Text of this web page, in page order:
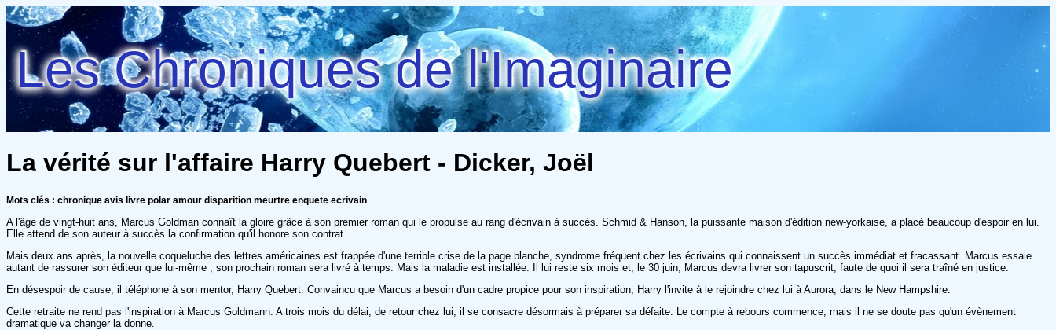
Les Chroniques de l'Imaginaire
La vérité sur l'affaire Harry Quebert - Dicker, Joël
Mots clés : chronique avis livre polar amour disparition meurtre enquete ecrivain
A l'âge de vingt-huit ans, Marcus Goldman connaît la gloire grâce à son premier roman qui le propulse au rang d'écrivain à succès. Schmid & Hanson, la puissante maison d'édition new-yorkaise, a placé beaucoup d'espoir en lui.
Elle attend de son auteur à succès la confirmation qu'il honore son contrat.
Mais deux ans après, la nouvelle coqueluche des lettres américaines est frappée d'une terrible crise de la page blanche, syndrome fréquent chez les écrivains qui connaissent un succès immédiat et fracassant. Marcus essaie
autant de rassurer son éditeur que lui-même ; son prochain roman sera livré à temps. Mais la maladie est installée. Il lui reste six mois et, le 30 juin, Marcus devra livrer son tapuscrit, faute de quoi il sera traîné en justice.
En désespoir de cause, il téléphone à son mentor, Harry Quebert. Convaincu que Marcus a besoin d'un cadre propice pour son inspiration, Harry l'invite à le rejoindre chez lui à Aurora, dans le New Hampshire.
Cette retraite ne rend pas l'inspiration à Marcus Goldmann. A trois mois du délai, de retour chez lui, il se consacre désormais à préparer sa défaite. Le compte à rebours commence, mais il ne se doute pas qu'un évènement
dramatique va changer la donne.